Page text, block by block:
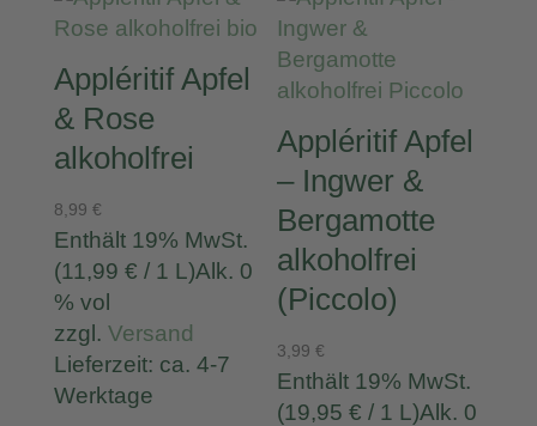
Appléritif Apfel
& Rose
alkoholfrei
8,99 €
Enthält 19% MwSt.
(11,99 € / 1 L)Alk. 0
% vol
zzgl. Versand
Lieferzeit: ca. 4-7
Werktage
Appléritif Apfel
– Ingwer &
Bergamotte
alkoholfrei
(Piccolo)
3,99€
Enthält 19% MwSt.
(19,95€ / 1 L)Alk. 0